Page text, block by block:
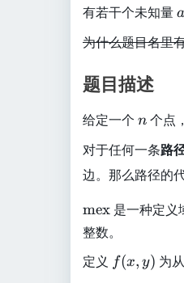
有若干个未知量a
i
a
为什么题目名里
题目描述
给定一个 n
n 个点，
对于任何一条路
边。那么路径的
\
te
x
t
mex 是一种定义
整数。
定义 ff(x, y) 为从